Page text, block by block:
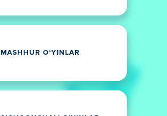
MASHHUR OʻYINLAR